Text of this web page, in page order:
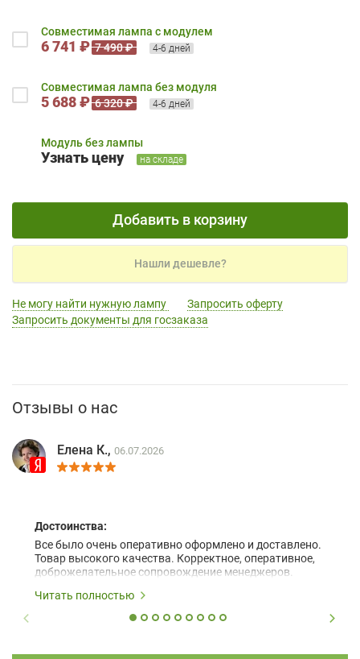
Совместимая лампа с модулем
6 741 ₽ 7 490 ₽ 4-6 дней
Совместимая лампа без модуля
5 688 ₽ 6 320 ₽ 4-6 дней
Модуль без лампы
Узнать цену на складе
Добавить в корзину
Нашли дешевле?
Не могу найти нужную лампу
Запросить оферту
Запросить документы для госзаказа
Отзывы о нас
Елена К., 06.07.2026
Достоинства:
Все было очень оперативно оформлено и доставлено.
Товар высокого качества. Корректное, оперативное,
доброжелательное сопровождение менеджеров.
Читать полностью